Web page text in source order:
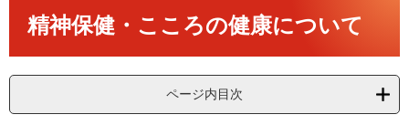
精神保健・こころの健康について
ページ内目次